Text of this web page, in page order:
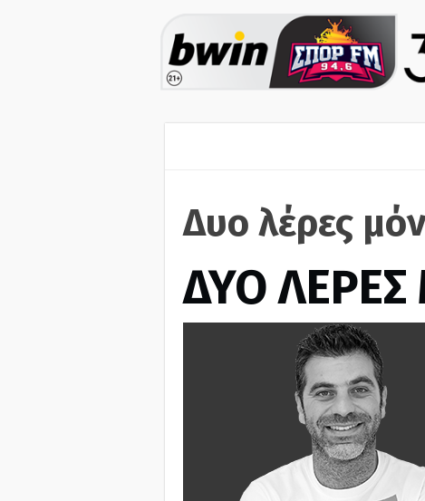
Δυο λέρες
ΔΥΟ